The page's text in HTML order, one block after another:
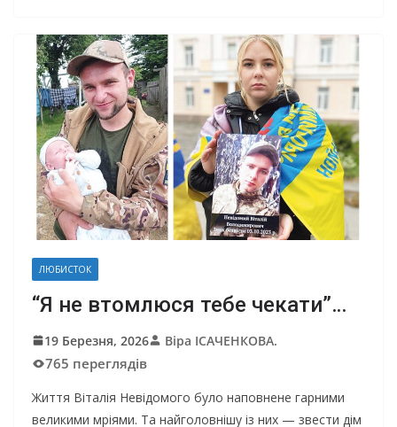
ЛЮБИСТОК
“Я не втомлюся тебе чекати”…
19 Березня, 2026 Віра ІСАЧЕНКОВА.
765 переглядів
Життя Віталія Невідомого було наповнене гарними
великими мріями. Та найголовнішу із них — звести дім